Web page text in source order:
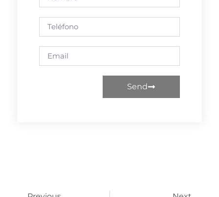
Send